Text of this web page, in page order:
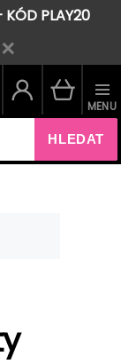
KÓD PLAY20
HLEDAT
MENU